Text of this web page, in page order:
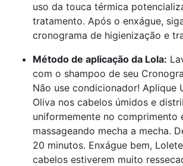
uso da touca térmica
tratamento. Após o enxágue,
cronograma de higienização e
Método de aplicação da Lola:
com o shampoo de seu
Não use condicionador! Aplique
Oliva nos cabelos úmidos e
uniformemente no comprimento
massageando mecha a mecha.
20 minutos. Enxágue bem,
cabelos estiverem muito